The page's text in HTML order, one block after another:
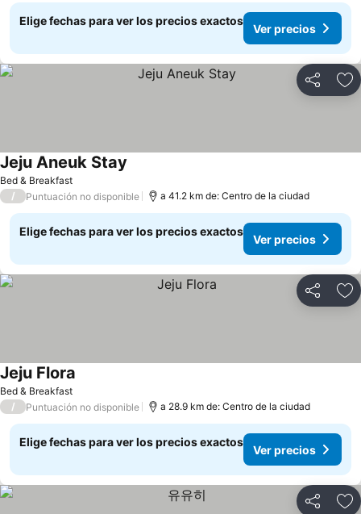
Elige fechas para ver los precios exactos
Ver precios
Compartir
Bed & Breakfast
Jeju Aneuk Stay
/ Puntuación no disponible a 41.2 km de: Centro de la ciudad
Elige fechas para ver los precios exactos
Ver precios
Compartir
Bed & Breakfast
Jeju Flora
/ Puntuación no disponible a 28.9 km de: Centro de la ciudad
Elige fechas para ver los precios exactos
Ver precios
Compartir